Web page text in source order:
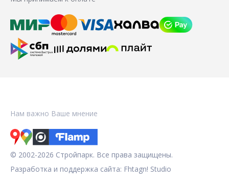
Нам важно Ваше мнение
© 2002-2026 Стройпарк. Все права защищены.
Разработка и поддержка сайта: Fhtagn! Studio